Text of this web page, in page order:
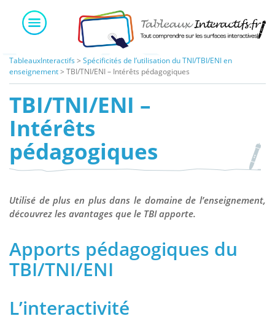
content
TableauxInteractifs > Spécificités de l’utilisation du TNI/TBI/ENI en
enseignement> TBI/TNI/ENI – Intérêts pédagogiques
TBI/TNI/ENI –
Intérêts
pédagogiques
Utilisé de plus en plus dans le domaine de l’enseignement,
découvrez les avantages que le TBI apporte.
Apports pédagogiques du
TBI/TNI/ENI
L’interactivité